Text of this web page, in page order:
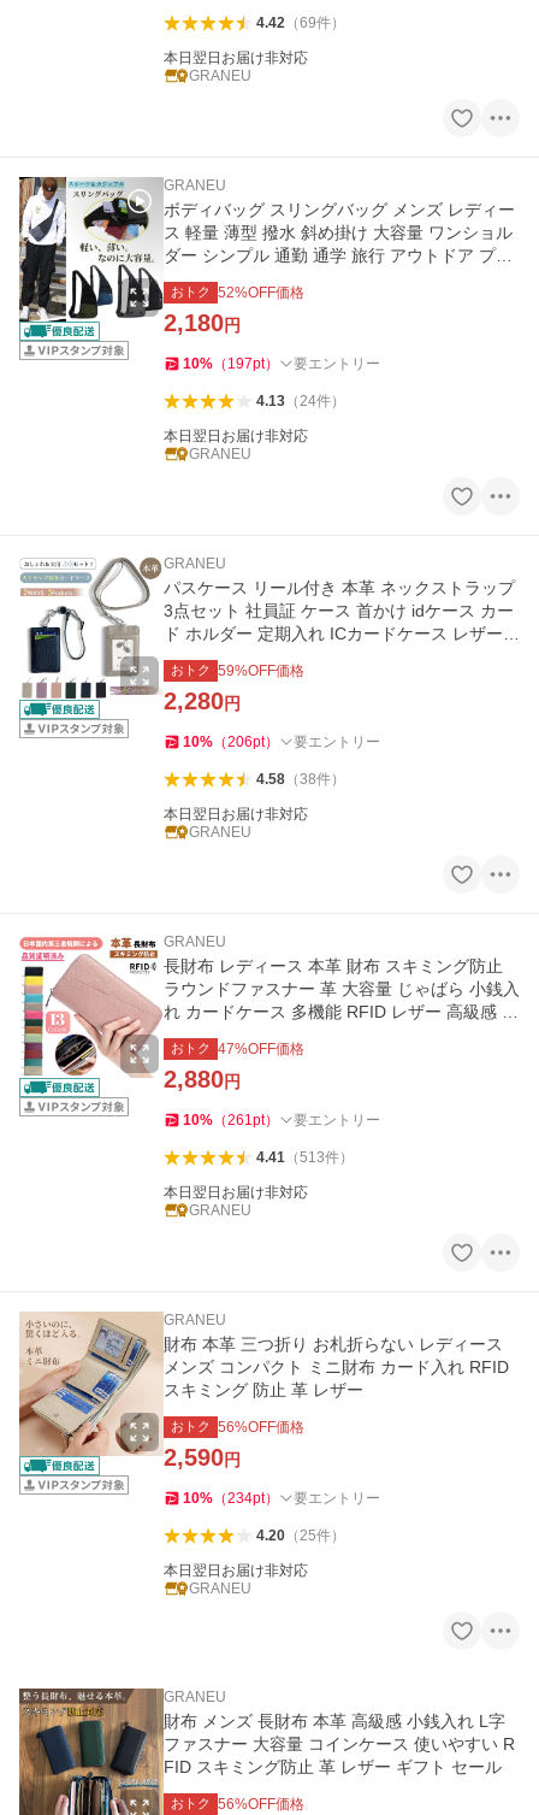
4.42（69件）
本日翌日お届け非対応
GRANEU
GRANEU
ボディバッグ スリングバッグ メンズ レディー
ス 軽量 薄型 撥水 斜め掛け 大容量 ワンショル
ダー シンプル 通勤 通学 旅行 アウトドア プレ
ゼント
おトク 52%OFF価格
2,180円
10% （ 197pt） 要エントリー
4.13（24件）
本日翌日お届け非対応
GRANEU
GRANEU
パスケース リール付き 本革 ネックストラップ
3点セット 社員証 ケース 首かけ idケース カー
ド ホルダー 定期入れ ICカードケース レザー
通勤 通学
おトク 59%OFF価格
2,280円
10% （206pt） 要エントリー
4.58（38件）
本日翌日お届け非対応
GRANEU
GRANEU
長財布 レディース 本革 財布 スキミング防止
ラウンドファスナー 革 大容量 じゃばら 小銭入
れ カードケース 多機能 RFID レザー 高級感 お
しゃれ
おトク 47%OFF価格
2,880円
10% （261pt） 要エントリー
4.41（513件）
本日翌日お届け非対応
GRANEU
GRANEU
財布 本革 三つ折り お札折らない レディース
メンズ コンパクト ミニ財布 カード入れ RFID
スキミング 防止 革 レザー
おトク 56%OFF価格
2,590円
10% （234pt） 要エントリー
4.20（25件）
本日翌日お届け非対応
GRANEU
GRANEU
財布 メンズ 長財布 本革 高級感 小銭入れ L字
ファスナー 大容量 コインケース 使いやすい R
FID スキミング防止 革 レザー ギフト セール
おトク 56%OFF価格